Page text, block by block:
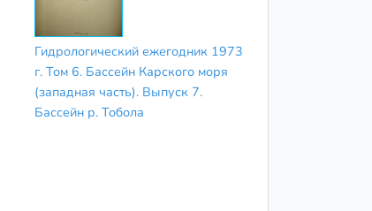
Гидрологический ежегодник 1973
г. Том 6. Бассейн Карского моря
(западная часть). Выпуск 7.
Бассейн р. Тобола